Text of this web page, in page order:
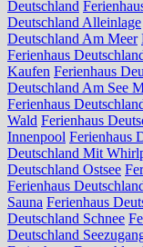
Deutschland
Deutschland Alleinlage
Deutschland Am Meer
Ferienhaus
Kaufen Ferienhaus
Deutschland Am See
Ferienhaus
Wald Ferienhaus
Innenpool Ferienhaus
Deutschland Mit
Deutschland Ostsee
Ferienhaus
Sauna Ferienhaus
Deutschland Schnee
Deutschland